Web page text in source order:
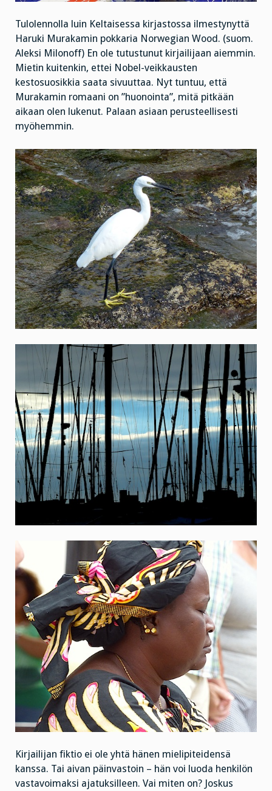
Tulolennolla luin Keltaisessa kirjastossa ilmestynyttä
Haruki Murakamin pokkaria Norwegian Wood. (suom.
Aleksi Milonoff) En ole tutustunut kirjailijaan aiemmin.
Mietin kuitenkin, ettei Nobel-veikkausten
kestosuosikkia saata sivuuttaa. Nyt tuntuu, että
Murakamin romaani on ”huonointa”, mitä pitkään
aikaan olen lukenut. Palaan asiaan perusteellisesti
myöhemmin.
Kirjailijan fiktio ei ole yhtä hänen mielipiteidensä
kanssa. Tai aivan päinvastoin – hän voi luoda henkilön
vastavoimaksi ajatuksilleen. Vai miten on? Joskus